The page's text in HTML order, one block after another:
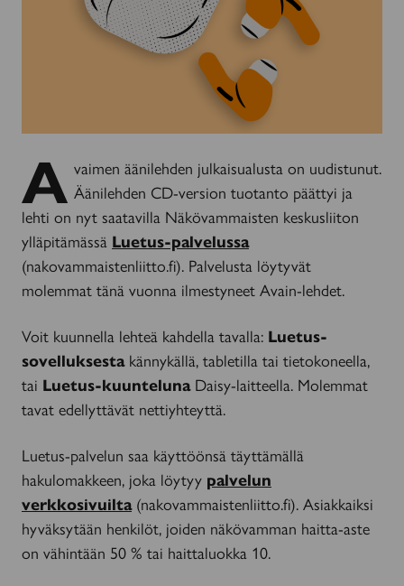
A vaimen äänilehden julkaisualusta on uudistunut.
Äänilehden CD-version tuotanto päättyi ja
lehti on nyt saatavilla Näkövammaisten keskusliiton
ylläpitämässä Luetus-palvelussa
(nakovammaistenliitto.fi). Palvelusta löytyvät
molemmat tänä vuonna ilmestyneet Avain-lehdet.
Voit kuunnella lehteä kahdella tavalla: Luetus-
sovelluksesta kännykällä, tabletilla tai tietokoneella,
tai Luetus-kuunteluna Daisy-laitteella. Molemmat
tavat edellyttävät nettiyhteyttä.
Luetus-palvelun saa käyttöönsä täyttämällä
hakulomakkeen, joka löytyy palvelun
verkkosivuilta(nakovammaistenliitto.fi). Asiakkaiksi
hyväksytään henkilöt, joiden näkövamman haitta-aste
on vähintään 50 % tai haittaluokka 10.